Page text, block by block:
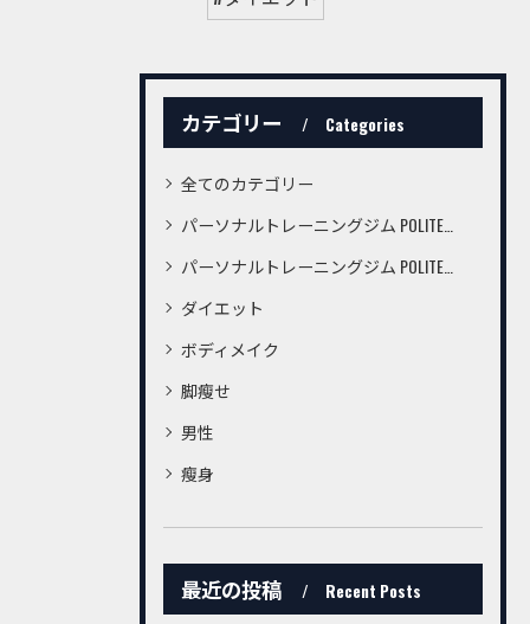
カテゴリー Categories
全てのカテゴリー
パーソナルトレーニングジム POLITE桜町店
パーソナルトレーニングジム POLITE鍛冶屋町店
ダイエット
ボディメイク
脚瘦せ
男性
瘦身
最近の投稿 Recent Posts